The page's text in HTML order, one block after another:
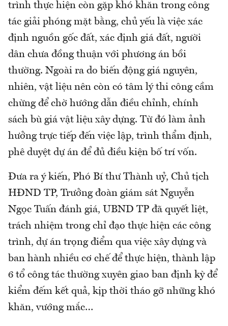
trình thực hiện còn gặp khó khăn trong công
tác giải phóng mặt bằng, chủ yếu là việc xác
định nguồn gốc đất, xác định giá đất, người
dân chưa đồng thuận với phương án bồi
thường. Ngoài ra do biến động giá nguyên,
nhiên, vật liệu nên còn có tâm lý thi công cầm
chừng để chờ hướng dẫn điều chỉnh, chính
sách bù giá vật liệu xây dựng. Từ đó làm ảnh
hưởng trực tiếp đến việc lập, trình thẩm định,
phê duyệt dự án để đủ điều kiện bố trí vốn.
Đưa ra ý kiến, Phó Bí thư Thành uỷ, Chủ tịch
HĐND TP, Trưởng đoàn giám sát Nguyễn
Ngọc Tuấn đánh giá, UBND TP đã quyết liệt,
trách nhiệm trong chỉ đạo thực hiện các công
trình, dự án trọng điểm qua việc xây dựng và
ban hành nhiều cơ chế để thực hiện, thành lập
6 tổ công tác thường xuyên giao ban định kỳ để
kiểm đếm kết quả, kịp thời tháo gỡ những khó
khăn, vướng mắc…